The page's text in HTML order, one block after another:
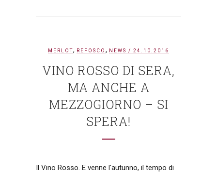
MERLOT, REFOSCO , NEWS / 24.10.2016
VINO ROSSO DI SERA,
MA ANCHE A
MEZZOGIORNO – SI
SPERA!
Il Vino Rosso. E venne l'autunno, il tempo di